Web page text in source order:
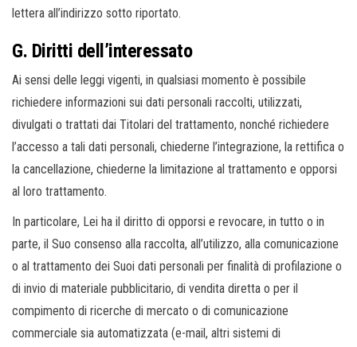
lettera all’indirizzo sotto riportato.
G. Diritti dell’interessato
Ai sensi delle leggi vigenti, in qualsiasi momento è possibile
richiedere informazioni sui dati personali raccolti, utilizzati,
divulgati o trattati dai Titolari del trattamento, nonché richiedere
l’accesso a tali dati personali, chiederne l’integrazione, la rettifica o
la cancellazione, chiederne la limitazione al trattamento e opporsi
al loro trattamento.
In particolare, Lei ha il diritto di opporsi e revocare, in tutto o in
parte, il Suo consenso alla raccolta, all’utilizzo, alla comunicazione
o al trattamento dei Suoi dati personali per finalità di profilazione o
di invio di materiale pubblicitario, di vendita diretta o per il
compimento di ricerche di mercato o di comunicazione
commerciale sia automatizzata (e-mail, altri sistemi di